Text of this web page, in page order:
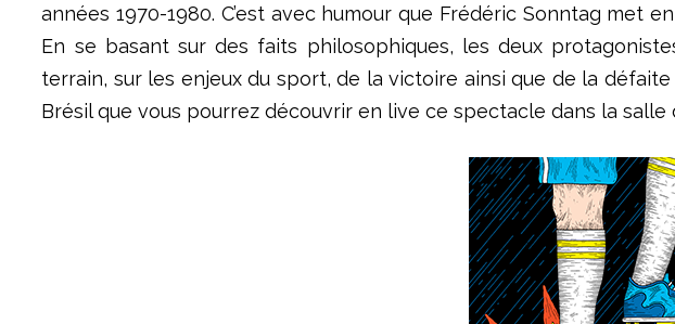
années 1970-1980. C’est avec humour que Frédéric Sonntag met
En se basant sur des faits philosophiques, les deux
terrain, sur les enjeux du sport, de la victoire ainsi que de la
Brésil que vous pourrez découvrir en live ce spectacle dans la salle